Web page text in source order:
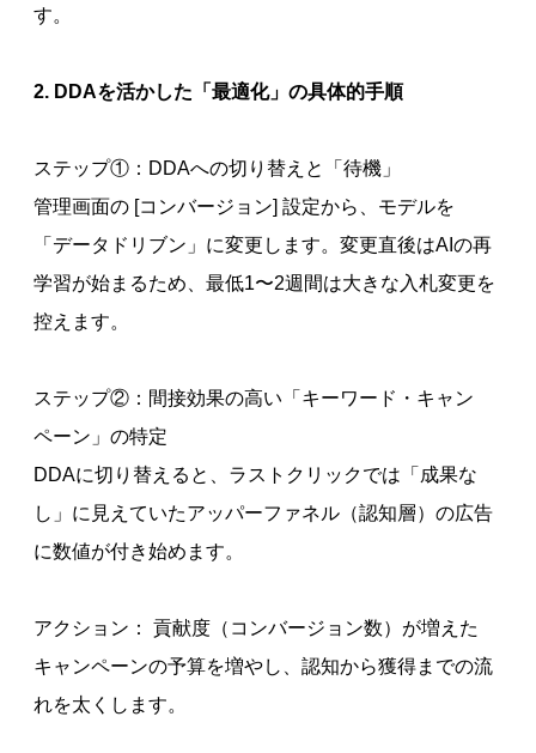
す。
2. DDAを活かした「最適化」の具体的手順
ステップ①：DDAへの切り替えと「待機」
管理画面の [コンバージョン] 設定から、モデルを
「データドリブン」に変更します。変更直後はAIの再
学習が始まるため、最低1〜2週間は大きな入札変更を
控えます。
ステップ②：間接効果の高い「キーワード・キャン
ペーン」の特定
DDAに切り替えると、ラストクリックでは「成果な
し」に見えていたアッパーファネル（認知層）の広告
に数値が付き始めます。
アクション： 貢献度（コンバージョン数）が増えた
キャンペーンの予算を増やし、認知から獲得までの流
れを太くします。